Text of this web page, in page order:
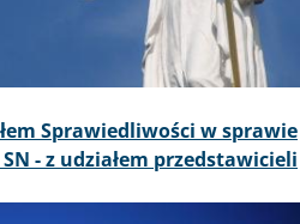
Sprawiedliwości w sprawie
- z udziałem przedstawicieli